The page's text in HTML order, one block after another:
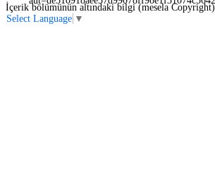
İçerik bölümünün altındaki bilgi (mesela Copyright)
Select Language ▼